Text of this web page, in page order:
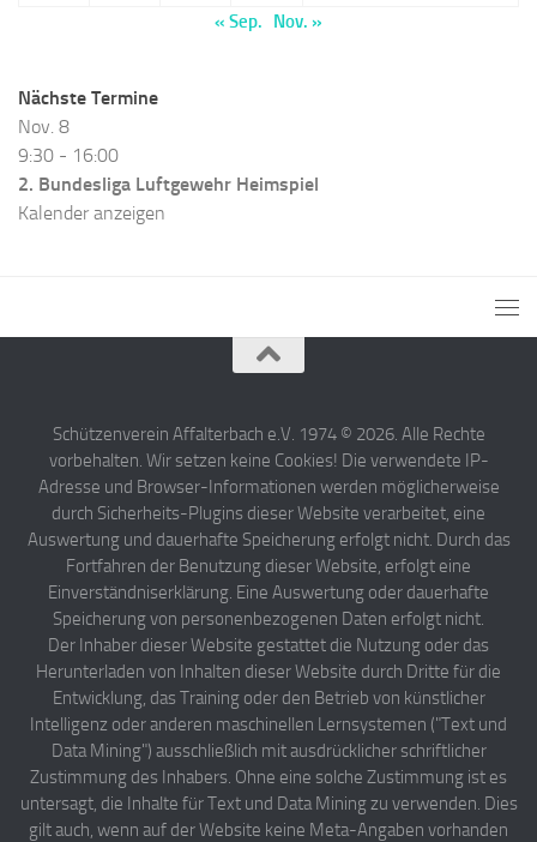
« Sep.
Nov. »
Nächste Termine
Nov. 8
9:30 - 16:00
2. Bundesliga Luftgewehr Heimspiel
Kalender anzeigen
Schützenverein Affalterbach e.V. 1974 © 2026. Alle Rechte
vorbehalten. Wir setzen keine Cookies! Die verwendete IP-
Adresse und Browser-Informationen werden möglicherweise
durch Sicherheits-Plugins dieser Website verarbeitet, eine
Auswertung und dauerhafte Speicherung erfolgt nicht. Durch das
Fortfahren der Benutzung dieser Website, erfolgt eine
Einverständniserklärung. Eine Auswertung oder dauerhafte
Speicherung von personenbezogenen Daten erfolgt nicht.
Der Inhaber dieser Website gestattet die Nutzung oder das
Herunterladen von Inhalten dieser Website durch Dritte für die
Entwicklung, das Training oder den Betrieb von künstlicher
Intelligenz oder anderen maschinellen Lernsystemen ("Text und
Data Mining") ausschließlich mit ausdrücklicher schriftlicher
Zustimmung des Inhabers. Ohne eine solche Zustimmung ist es
untersagt, die Inhalte für Text und Data Mining zu verwenden. Dies
gilt auch, wenn auf der Website keine Meta-Angaben vorhanden